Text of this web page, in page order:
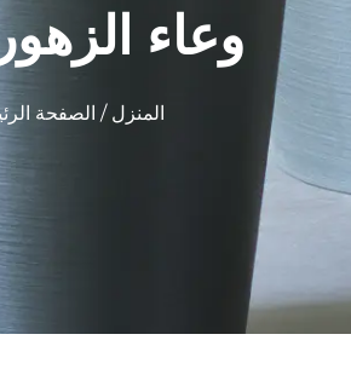
وعاء
المنزل / الصفحة